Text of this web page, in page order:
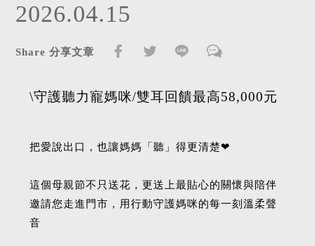
2026.04.15
Share 分享文章
\守護聽力寵媽咪/雙耳回饋最高58,000元
把愛說出口，也讓媽媽「聽」得更清楚❤︎
這個母親節不只送花，更送上最貼心的關懷與陪伴
邀請您走進門市，用行動守護媽咪的每一刻溫柔聲
音